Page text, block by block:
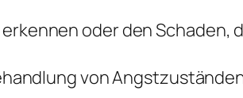
oder den Schaden,
von